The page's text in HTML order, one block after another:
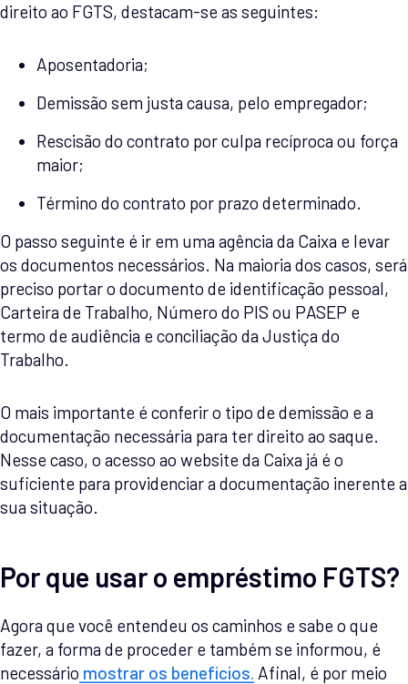
direito ao FGTS, destacam-se as seguintes:
Aposentadoria;
Demissão sem justa causa, pelo empregador;
Rescisão do contrato por culpa recíproca ou força
maior;
Término do contrato por prazo determinado.
O passo seguinte é ir em uma agência da Caixa e levar
os documentos necessários. Na maioria dos casos, será
preciso portar o documento de identificação pessoal,
Carteira de Trabalho, Número do PIS ou PASEP e
termo de audiência e conciliação da Justiça do
Trabalho.
O mais importante é conferir o tipo de demissão e a
documentação necessária para ter direito ao saque.
Nesse caso, o acesso ao website da Caixa já é o
suficiente para providenciar a documentação inerente a
sua situação.
Por que usar o empréstimo FGTS?
Agora que você entendeu os caminhos e sabe o que
fazer, a forma de proceder e também se informou, é
necessário mostrar os benefícios. Afinal, é por meio